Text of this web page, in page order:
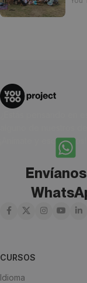
¡Anímate y escríbenos!
CURSOS
Idioma